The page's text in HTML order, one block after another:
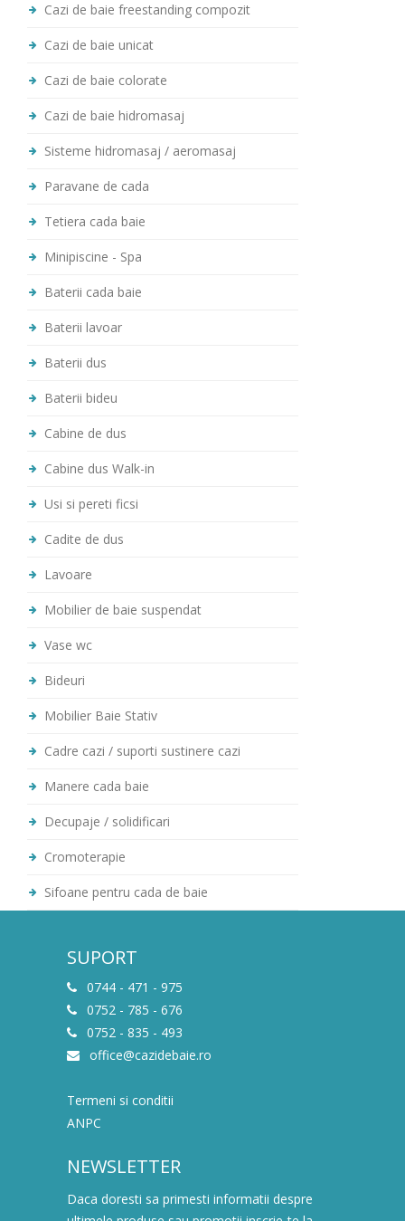
Cazi de baie freestanding compozit
Cazi de baie unicat
Cazi de baie colorate
Cazi de baie hidromasaj
Sisteme hidromasaj / aeromasaj
Paravane de cada
Tetiera cada baie
Minipiscine - Spa
Baterii cada baie
Baterii lavoar
Baterii dus
Baterii bideu
Cabine de dus
Cabine dus Walk-in
Usi si pereti ficsi
Cadite de dus
Lavoare
Mobilier de baie suspendat
Vase wc
Bideuri
Mobilier Baie Stativ
Cadre cazi / suporti sustinere cazi
Manere cada baie
Decupaje / solidificari
Cromoterapie
Sifoane pentru cada de baie
SUPORT
0744 - 471 - 975
0752 - 785 - 676
0752 - 835 - 493
office@cazidebaie.ro
Termeni si conditii
ANPC
NEWSLETTER
Daca doresti sa primesti informatii despre